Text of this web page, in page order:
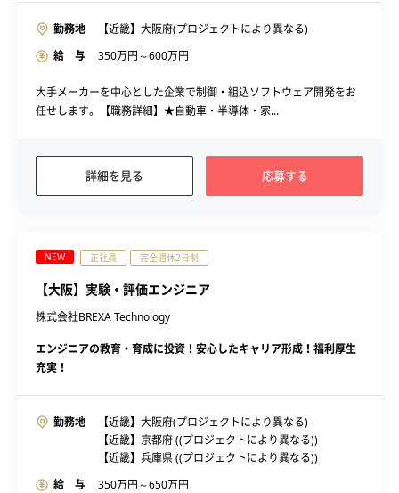
勤務地
【近畿】大阪府(プロジェクトにより異なる)
給 与
350万円～600万円
大手メーカーを中心とした企業で制御・組込ソフトウェア開発をお
任せします。【職務詳細】★自動車・半導体・家...
詳細を見る 応募する
NEW 正社員 完全週休2日制
【大阪】実験・評価エンジニア
株式会社BREXA Technology
エンジニアの教育・育成に投資！安心したキャリア形成！福利厚生
充実！
勤務地
【近畿】大阪府(プロジェクトにより異なる)
【近畿】京都府 ((プロジェクトにより異なる))
【近畿】兵庫県 ((プロジェクトにより異なる))
給 与
350万円～650万円